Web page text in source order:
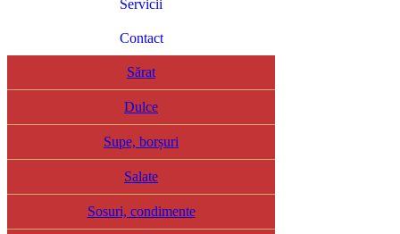
Servicii
Contact
Sărat
Dulce
Supe, borșuri
Salate
Sosuri, condimente